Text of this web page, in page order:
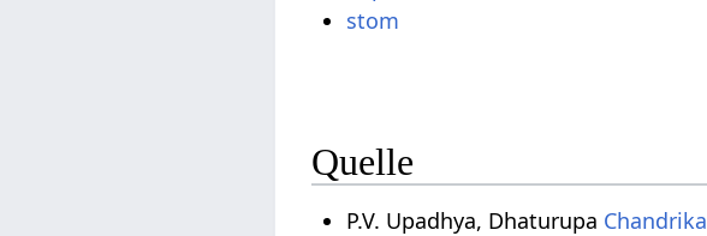
stom
Quelle
P.V. Upadhya, Dhaturupa Chandrika